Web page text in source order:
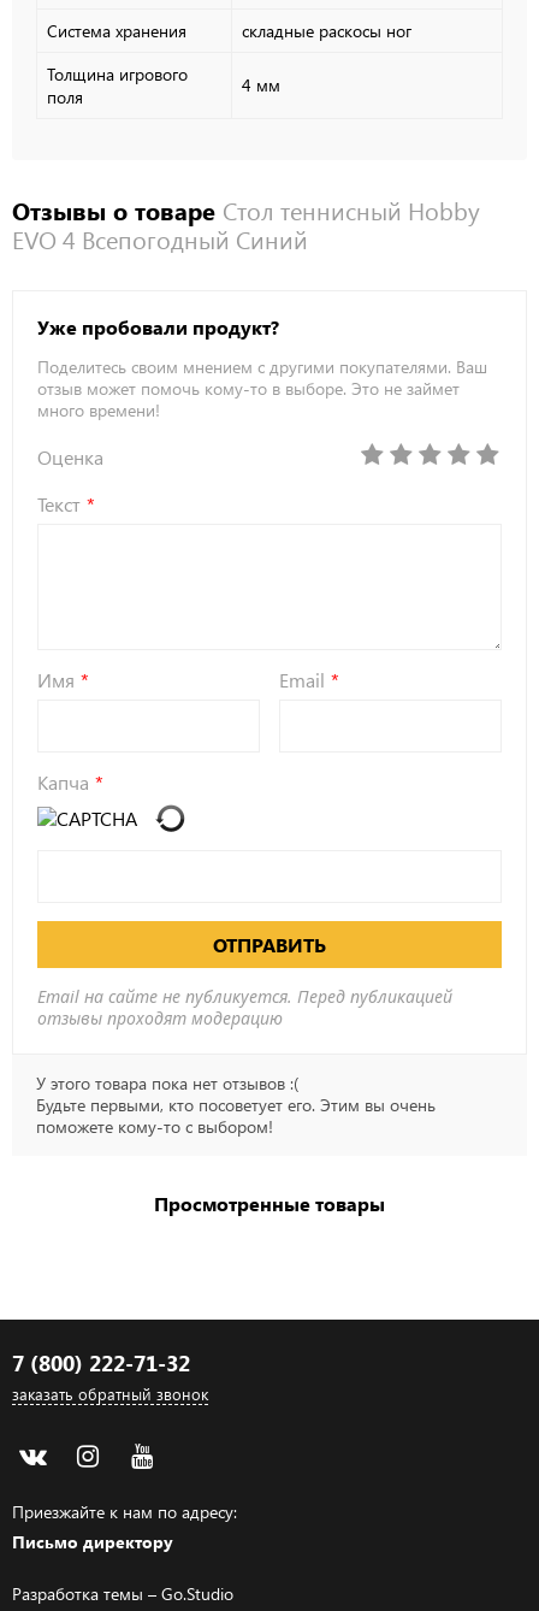
Система хранения
складные раскосы ног
Толщина игрового
поля
4 мм
Отзывы о товаре Стол теннисный Hobby
EVO 4 Всепогодный Синий
Уже пробовали продукт?
Поделитесь своим мнением с другими покупателями. Ваш
отзыв может помочь кому-то в выборе. Это не займет
много времени!
Оценка
Текст
Имя Email
Капча
ОТПРАВИТЬ
Email на сайте не публикуется. Перед публикацией
отзывы проходят модерацию
У этого товара пока нет отзывов :(
Будьте первыми, кто посоветует его. Этим вы очень
поможете кому-то с выбором!
Просмотренные товары
7 (800) 222-71-32
заказать обратный звонок
Приезжайте к нам по адресу:
Письмо директору
Разработка темы – Go.Studio